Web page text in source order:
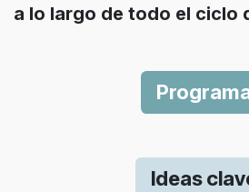
a lo largo de todo el ciclo
Ideas